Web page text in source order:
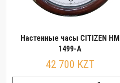
Настенные часы CITIZEN HM
1499-A
42 700 KZT